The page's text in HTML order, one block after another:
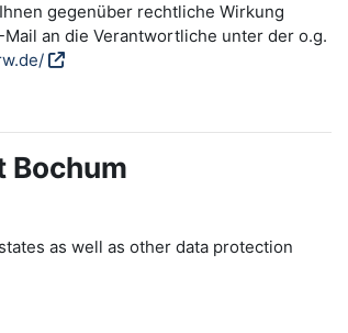
gegenüber rechtliche Wirkung
an die Verantwortliche unter der o.g.
Bochum
as well as other data protection